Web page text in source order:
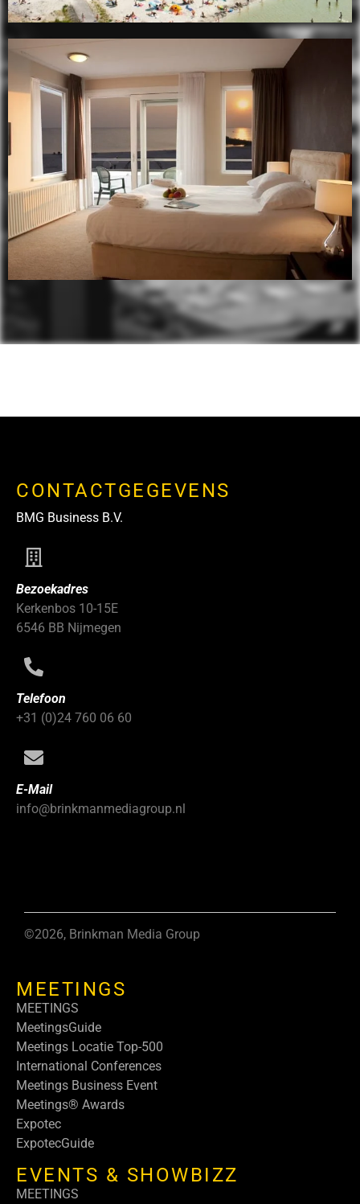
CONTACTGEGEVENS
BMG Business B.V.
Bezoekadres
Kerkenbos 10-15E
6546 BB Nijmegen
Telefoon
+31 (0)24 760 06 60
E-Mail
info@brinkmanmediagroup.nl
©2026, Brinkman Media Group
MEETINGS
MEETINGS
MeetingsGuide
Meetings Locatie Top-500
International Conferences
Meetings Business Event
Meetings® Awards
Expotec
ExpotecGuide
EVENTS & SHOWBIZZ
MEETINGS